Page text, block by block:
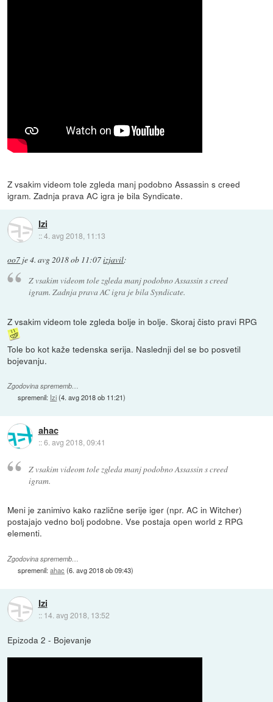
Z vsakim videom tole zgleda manj podobno Assassin s creed
igram. Zadnja prava AC igra je bila Syndicate.
Izi
::4. avg 2018, 11:13
oo7 je4. avg 2018 ob 11:07izjavil:
Z vsakim videom tole zgleda manj podobno Assassin s creed
igram. Zadnja prava AC igra je bila Syndicate.
Z vsakim videom tole zgleda bolje in bolje. Skoraj čisto pravi RPG
Tole bo kot kaže tedenska serija. Naslednji del se bo posvetil
bojevanju.
Zgodovina sprememb…
spremenil: Izi(4. avg 2018 ob 11:21)
ahac
::6. avg 2018, 09:41
Z vsakim videom tole zgleda manj podobno Assassin s creed
igram.
Meni je zanimivo kako različne serije iger (npr. AC in Witcher)
postajajo vedno bolj podobne. Vse postaja open world z RPG
elementi.
Zgodovina sprememb…
spremenil:ahac (6. avg 2018 ob 09:43)
Izi
:: 14. avg 2018, 13:52
Epizoda 2 - Bojevanje